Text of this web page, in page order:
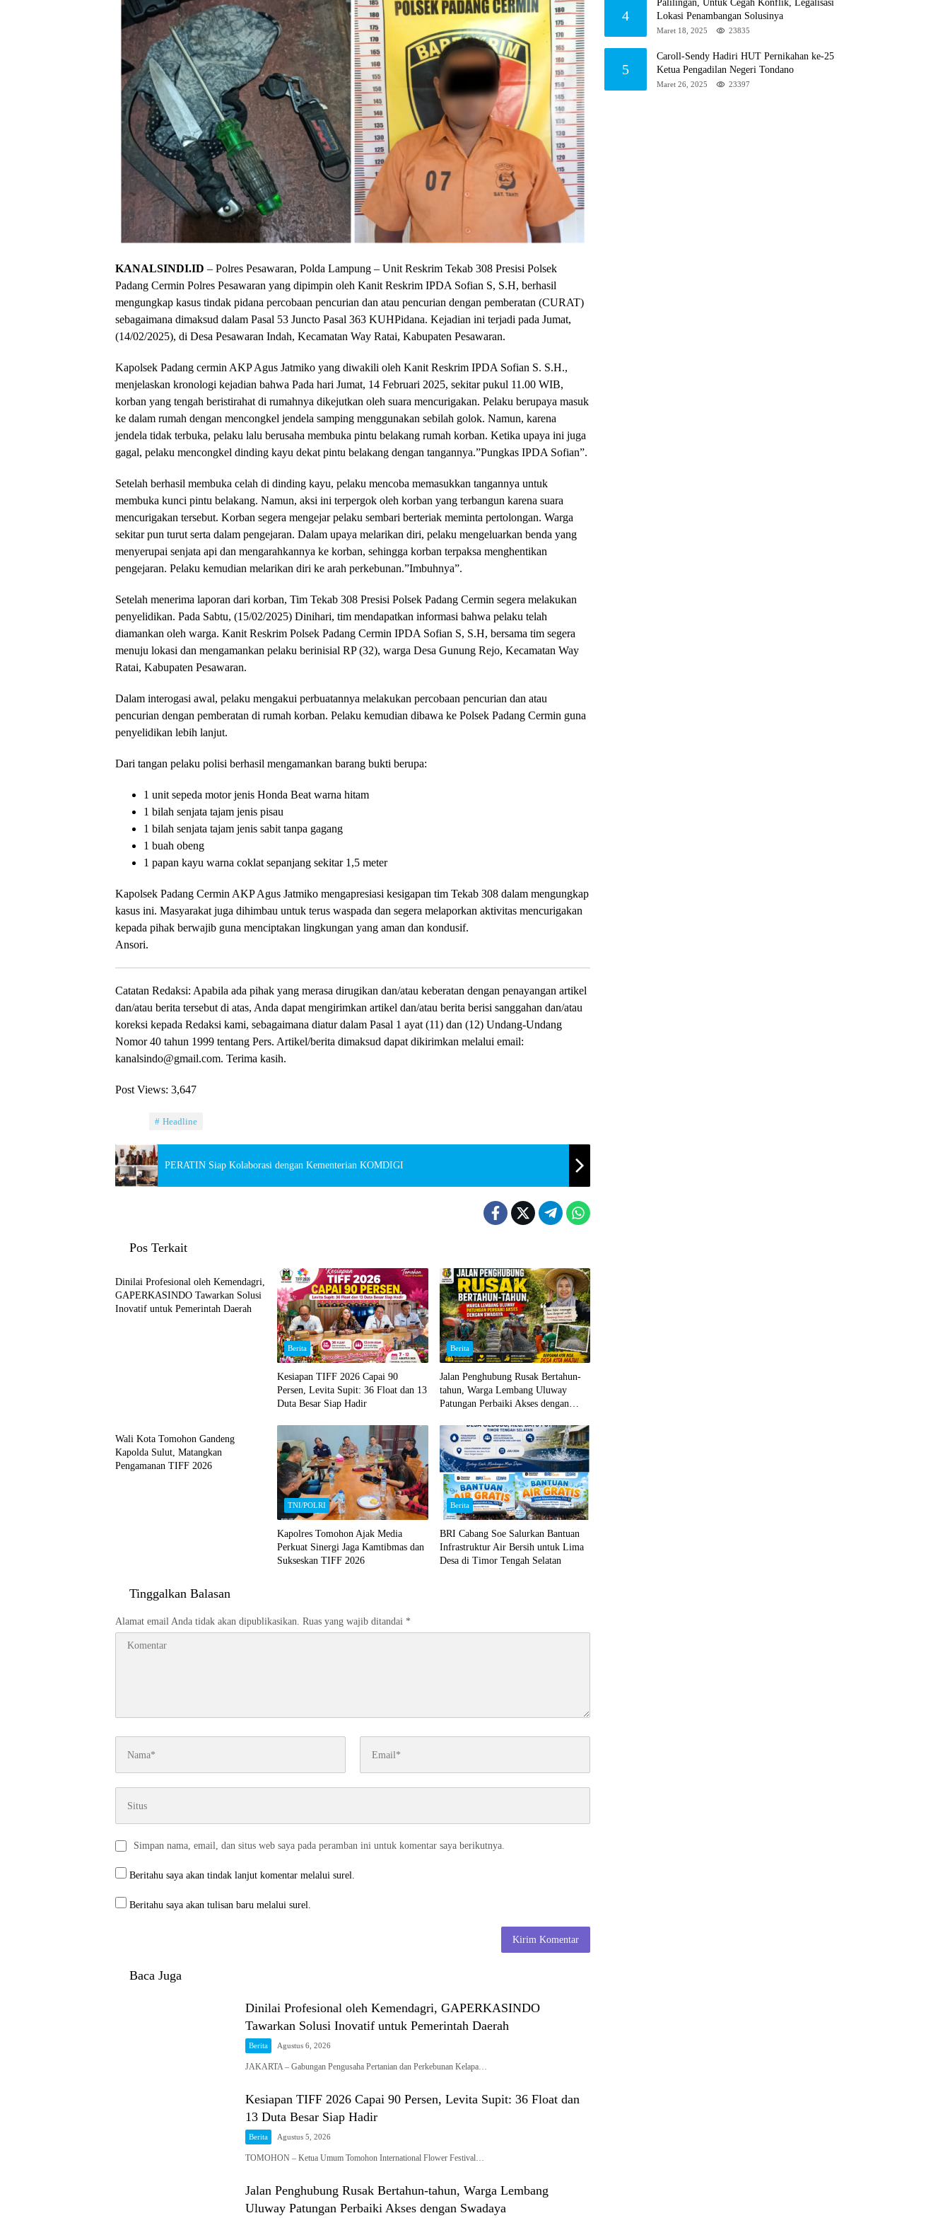
KANALSINDI.ID – Polres Pesawaran, Polda Lampung – Unit Reskrim Tekab 308 Presisi Polsek
Padang Cermin Polres Pesawaran yang dipimpin oleh Kanit Reskrim IPDA Sofian S, S.H, berhasil
mengungkap kasus tindak pidana percobaan pencurian dan atau pencurian dengan pemberatan (CURAT)
sebagaimana dimaksud dalam Pasal 53 Juncto Pasal 363 KUHPidana. Kejadian ini terjadi pada Jumat,
(14/02/2025), di Desa Pesawaran Indah, Kecamatan Way Ratai, Kabupaten Pesawaran.
Kapolsek Padang cermin AKP Agus Jatmiko yang diwakili oleh Kanit Reskrim IPDA Sofian S. S.H.,
menjelaskan kronologi kejadian bahwa Pada hari Jumat, 14 Februari 2025, sekitar pukul 11.00 WIB,
korban yang tengah beristirahat di rumahnya dikejutkan oleh suara mencurigakan. Pelaku berupaya masuk
ke dalam rumah dengan mencongkel jendela samping menggunakan sebilah golok. Namun, karena
jendela tidak terbuka, pelaku lalu berusaha membuka pintu belakang rumah korban. Ketika upaya ini juga
gagal, pelaku mencongkel dinding kayu dekat pintu belakang dengan tangannya.”Pungkas IPDA Sofian”.
Setelah berhasil membuka celah di dinding kayu, pelaku mencoba memasukkan tangannya untuk
membuka kunci pintu belakang. Namun, aksi ini terpergok oleh korban yang terbangun karena suara
mencurigakan tersebut. Korban segera mengejar pelaku sembari berteriak meminta pertolongan. Warga
sekitar pun turut serta dalam pengejaran. Dalam upaya melarikan diri, pelaku mengeluarkan benda yang
menyerupai senjata api dan mengarahkannya ke korban, sehingga korban terpaksa menghentikan
pengejaran. Pelaku kemudian melarikan diri ke arah perkebunan.”Imbuhnya”.
Setelah menerima laporan dari korban, Tim Tekab 308 Presisi Polsek Padang Cermin segera melakukan
penyelidikan. Pada Sabtu, (15/02/2025) Dinihari, tim mendapatkan informasi bahwa pelaku telah
diamankan oleh warga. Kanit Reskrim Polsek Padang Cermin IPDA Sofian S, S.H, bersama tim segera
menuju lokasi dan mengamankan pelaku berinisial RP (32), warga Desa Gunung Rejo, Kecamatan Way
Ratai, Kabupaten Pesawaran.
Dalam interogasi awal, pelaku mengakui perbuatannya melakukan percobaan pencurian dan atau
pencurian dengan pemberatan di rumah korban. Pelaku kemudian dibawa ke Polsek Padang Cermin guna
penyelidikan lebih lanjut.
Dari tangan pelaku polisi berhasil mengamankan barang bukti berupa:
1 unit sepeda motor jenis Honda Beat warna hitam
1 bilah senjata tajam jenis pisau
1 bilah senjata tajam jenis sabit tanpa gagang
1 buah obeng
1 papan kayu warna coklat sepanjang sekitar 1,5 meter
Kapolsek Padang Cermin AKP Agus Jatmiko mengapresiasi kesigapan tim Tekab 308 dalam mengungkap
kasus ini. Masyarakat juga dihimbau untuk terus waspada dan segera melaporkan aktivitas mencurigakan
kepada pihak berwajib guna menciptakan lingkungan yang aman dan kondusif.
Ansori.
Catatan Redaksi: Apabila ada pihak yang merasa dirugikan dan/atau keberatan dengan penayangan artikel
dan/atau berita tersebut di atas, Anda dapat mengirimkan artikel dan/atau berita berisi sanggahan dan/atau
koreksi kepada Redaksi kami, sebagaimana diatur dalam Pasal 1 ayat (11) dan (12) Undang-Undang
Nomor 40 tahun 1999 tentang Pers. Artikel/berita dimaksud dapat dikirimkan melalui email:
kanalsindo@gmail.com. Terima kasih.
Post Views: 3,647
Headline
PERATIN Siap Kolaborasi dengan Kementerian KOMDIGI
Pos Terkait
Berita
Dinilai Profesional oleh Kemendagri,
GAPERKASINDO Tawarkan Solusi
Inovatif untuk Pemerintah Daerah
Berita
Kesiapan TIFF 2026 Capai 90
Persen, Levita Supit: 36 Float dan 13
Duta Besar Siap Hadir
Berita
Jalan Penghubung Rusak Bertahun-
tahun, Warga Lembang Uluway
Patungan Perbaiki Akses dengan
Wali Kota Tomohon Gandeng
Kapolda Sulut, Matangkan
Pengamanan TIFF 2026
TNI/POLRI
Kapolres Tomohon Ajak Media
Perkuat Sinergi Jaga Kamtibmas dan
Sukseskan TIFF 2026
Berita
BRI Cabang Soe Salurkan Bantuan
Infrastruktur Air Bersih untuk Lima
Desa di Timor Tengah Selatan
Tinggalkan Balasan
Alamat email Anda tidak akan dipublikasikan. Ruas yang wajib ditandai *
Simpan nama, email, dan situs web saya pada peramban ini untuk komentar saya berikutnya.
Beritahu saya akan tindak lanjut komentar melalui surel.
Beritahu saya akan tulisan baru melalui surel.
Baca Juga
Dinilai Profesional oleh Kemendagri, GAPERKASINDO
Tawarkan Solusi Inovatif untuk Pemerintah Daerah
Berita Agustus 6, 2026
JAKARTA – Gabungan Pengusaha Pertanian dan Perkebunan Kelapa…
Kesiapan TIFF 2026 Capai 90 Persen, Levita Supit: 36 Float dan
13 Duta Besar Siap Hadir
Berita Agustus 5, 2026
TOMOHON – Ketua Umum Tomohon International Flower Festival…
Jalan Penghubung Rusak Bertahun-tahun, Warga Lembang
Uluway Patungan Perbaiki Akses dengan Swadaya
4
Palilingan, Untuk Cegah Konflik, Legalisasi
Lokasi Penambangan Solusinya
Maret 18, 2025 23835
5
Caroll-Sendy Hadiri HUT Pernikahan ke-25
Ketua Pengadilan Negeri Tondano
Maret 26, 2025 23397